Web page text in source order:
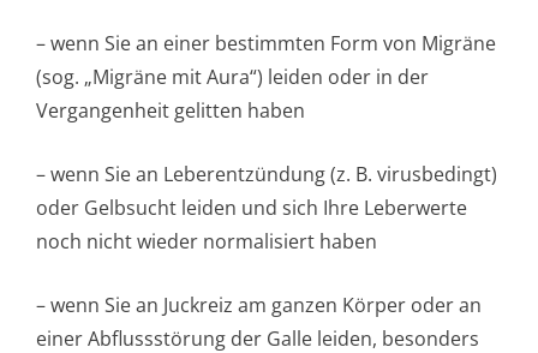
– wenn Sie an einer bestimmten Form von Migräne
(sog. „Migräne mit Aura“) leiden oder in der
Vergangenheit gelitten haben
– wenn Sie an Leberentzündung (z. B. virusbedingt)
oder Gelbsucht leiden und sich Ihre Leberwerte
noch nicht wieder normalisiert haben
– wenn Sie an Juckreiz am ganzen Körper oder an
einer Abflussstörung der Galle leiden, besonders